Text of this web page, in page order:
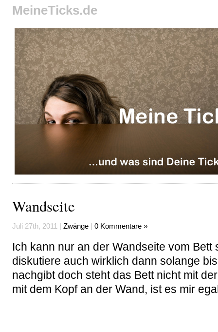
MeineTicks.de
Wandseite
Juli 27th, 2011 | Zwänge | 0 Kommentare »
Ich kann nur an der Wandseite vom Bett
diskutiere auch wirklich dann solange
nachgibt doch steht das Bett nicht mit
mit dem Kopf an der Wand, ist es mir